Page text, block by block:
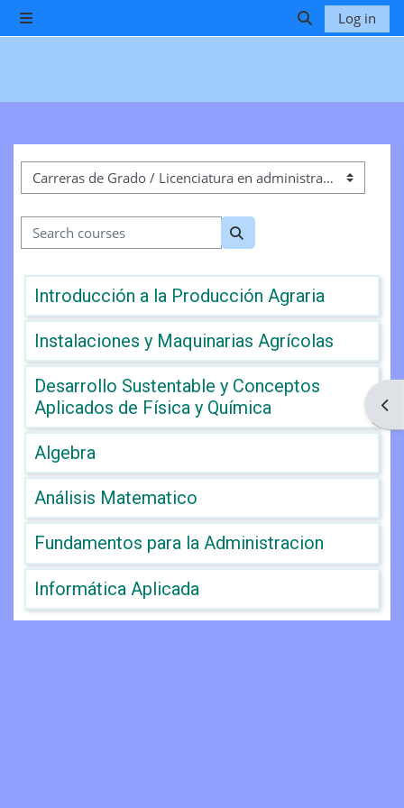
Skip to main content
Side panel
Toggle
Log in
Course categories
Search courses
Search courses
Introducción a la Producción Agraria
Instalaciones y Maquinarias Agrícolas
Desarrollo Sustentable y Conceptos
Aplicados de Física y Química
Algebra
Análisis Matematico
Fundamentos para la Administracion
Informática Aplicada